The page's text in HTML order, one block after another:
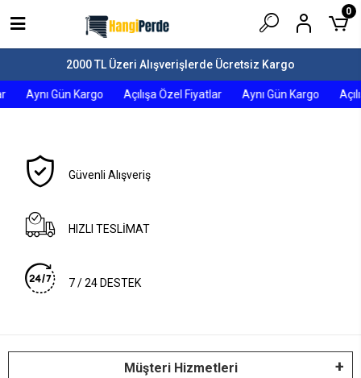
2000 TL Üzeri Alışverişlerde Ücretsiz Kargo
Aynı Gün Kargo Açılışa Özel Fiyatlar Aynı Gün Kargo
0
Güvenli Alışveriş
HIZLI TESLİMAT
7 / 24 DESTEK
Müşteri Hizmetleri